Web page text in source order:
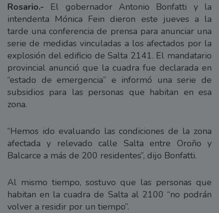
Rosario.- El gobernador Antonio Bonfatti y la
intendenta Mónica Fein dieron este jueves a la
tarde una conferencia de prensa para anunciar una
serie de medidas vinculadas a los afectados por la
explosión del edificio de Salta 2141. El mandatario
provincial anunció que la cuadra fue declarada en
“estado de emergencia” e informó una serie de
subsidios para las personas que habitan en esa
zona.
“Hemos ido evaluando las condiciones de la zona
afectada y relevado calle Salta entre Oroño y
Balcarce a más de 200 residentes”, dijo Bonfatti.
Al mismo tiempo, sostuvo que las personas que
habitan en la cuadra de Salta al 2100 “no podrán
volver a residir por un tiempo”.